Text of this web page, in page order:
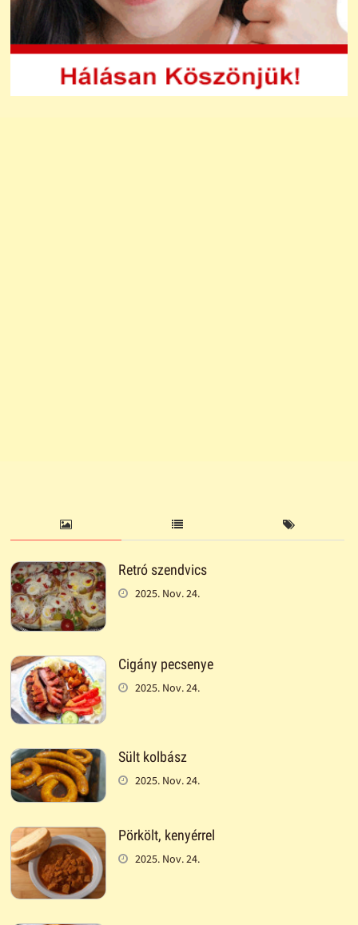
Retró szendvics
2025. Nov. 24.
Cigány pecsenye
2025. Nov. 24.
Sült kolbász
2025. Nov. 24.
Pörkölt, kenyérrel
2025. Nov. 24.